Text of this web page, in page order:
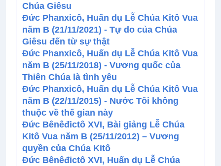
Chúa Giêsu
Đức Phanxicô, Huấn dụ Lễ Chúa Kitô Vua
năm B (21/11/2021) - Tự do của Chúa
Giêsu đến từ sự thật
Đức Phanxicô, Huấn dụ Lễ Chúa Kitô Vua
năm B (25/11/2018) - Vương quốc của
Thiên Chúa là tình yêu
Đức Phanxicô, Huấn dụ Lễ Chúa Kitô Vua
năm B (22/11/2015) - Nước Tôi không
thuộc về thế gian này
Đức Bênêđictô XVI, Bài giảng Lễ Chúa
Kitô Vua năm B (25/11/2012) – Vương
quyền của Chúa Kitô
Đức Bênêđictô XVI, Huấn dụ Lễ Chúa